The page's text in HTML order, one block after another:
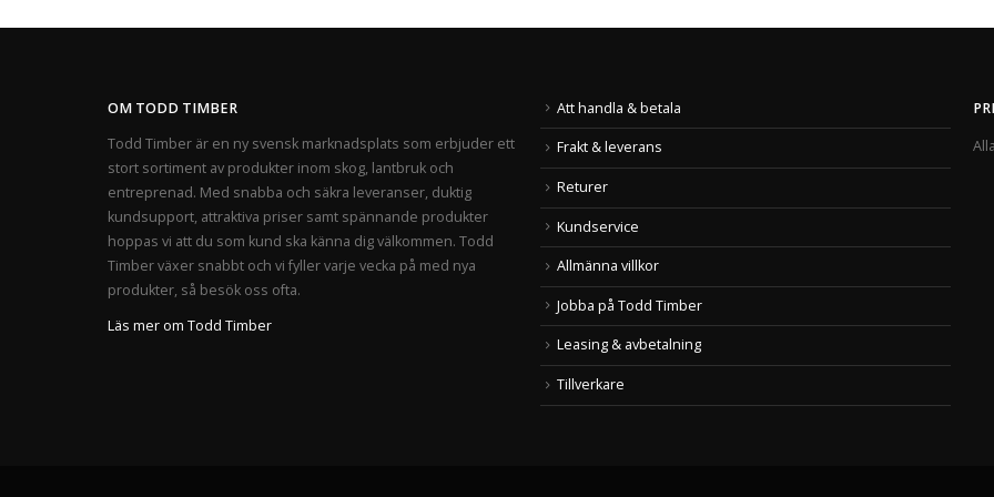
OM TODD TIMBER
Todd Timber är en ny svensk marknadsplats som erbjuder ett
stort sortiment av produkter inom skog, lantbruk och
entreprenad. Med snabba och säkra leveranser, duktig
kundsupport, attraktiva priser samt spännande produkter
hoppas vi att du som kund ska känna dig välkommen. Todd
Timber växer snabbt och vi fyller varje vecka på med nya
produkter, så besök oss ofta.
Läs mer om Todd Timber
Att handla & betala
Frakt & leverans
Returer
Kundservice
Allmänna villkor
Jobba på Todd Timber
Leasing & avbetalning
Tillverkare